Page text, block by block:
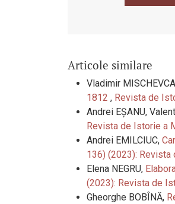
Articole similare
Vladimir
1812 , Revista de
Andrei EȘANU,
Revista de Istorie a
Andrei EMILCIUC,
136) (2023):
Elena NEGRU,
(2023): Revista de
Gheorghe BOBÎNĂ,